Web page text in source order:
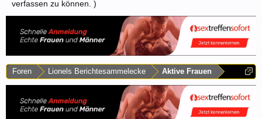
verfassen zu können. )
Foren Lionels Berichtesammelecke Aktive Frauen